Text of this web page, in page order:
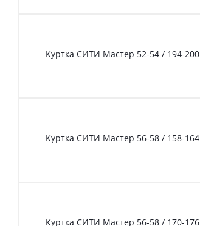
Куртка СИТИ Мастер 52-54 / 194-200
Куртка СИТИ Мастер 56-58 / 158-164
Куртка СИТИ Мастер 56-58 / 170-176